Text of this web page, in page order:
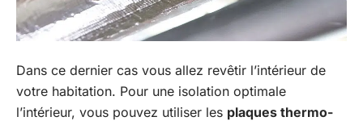
Dans ce dernier cas vous allez revêtir l’intérieur de
votre habitation. Pour une isolation optimale
l’intérieur, vous pouvez utiliser les plaques thermo-